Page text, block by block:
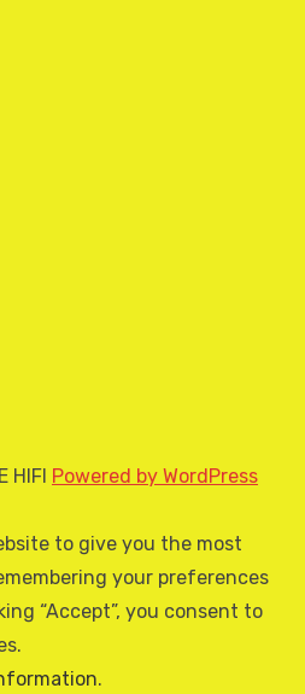
HIFI Powered by WordPress
to give you the most
your preferences
“Accept”, you consent to
.